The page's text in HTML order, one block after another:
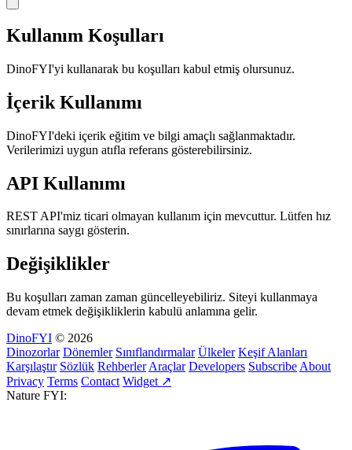
Kullanım Koşulları
DinoFYI'yi kullanarak bu koşulları kabul etmiş olursunuz.
İçerik Kullanımı
DinoFYI'deki içerik eğitim ve bilgi amaçlı sağlanmaktadır.
Verilerimizi uygun atıfla referans gösterebilirsiniz.
API Kullanımı
REST API'miz ticari olmayan kullanım için mevcuttur. Lütfen hız
sınırlarına saygı gösterin.
Değişiklikler
Bu koşulları zaman zaman güncelleyebiliriz. Siteyi kullanmaya
devam etmek değişikliklerin kabulü anlamına gelir.
DinoFYI © 2026
Dinozorlar Dönemler Sınıflandırmalar Ülkeler Keşif Alanları
Karşılaştır Sözlük Rehberler Araçlar Developers Subscribe About
Privacy Terms Contact Widget ↗
Nature FYI: